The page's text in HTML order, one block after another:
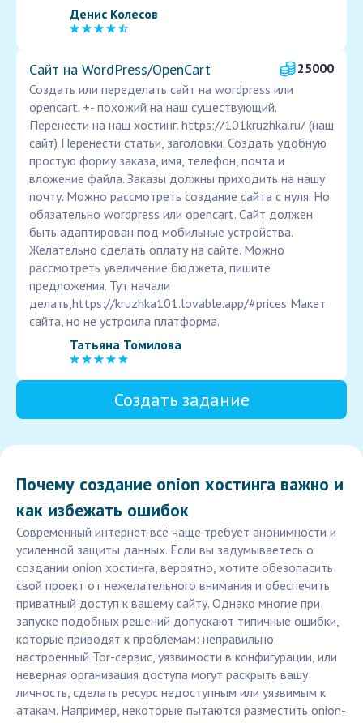
Денис Колесов
Сайт на WordPress/OpenCart
25000
Создать или переделать сайт на wordpress или
opencart. +- похожий на наш существующий.
Перенести на наш хостинг. https://101kruzhka.ru/ (наш
сайт) Перенести статьи, заголовки. Создать удобную
простую форму заказа, имя, телефон, почта и
вложение файла. Заказы должны приходить на нашу
почту. Можно рассмотреть создание сайта с нуля. Но
обязательно wordpress или opencart. Сайт должен
быть адаптирован под мобильные устройства.
Желательно сделать оплату на сайте. Можно
рассмотреть увеличение бюджета, пишите
предложения. Тут начали
делать,https://kruzhka101.lovable.app/#prices Макет
сайта, но не устроила платформа.
Татьяна Томилова
Создать задание
Почему создание onion хостинга важно и
как избежать ошибок
Современный интернет всё чаще требует анонимности и
усиленной защиты данных. Если вы задумываетесь о
создании onion хостинга, вероятно, хотите обезопасить
свой проект от нежелательного внимания и обеспечить
приватный доступ к вашему сайту. Однако многие при
запуске подобных решений допускают типичные ошибки,
которые приводят к проблемам: неправильно
настроенный Tor-сервис, уязвимости в конфигурации, или
неверная организация доступа могут раскрыть вашу
личность, сделать ресурс недоступным или уязвимым к
атакам. Например, некоторые пытаются разместить onion-